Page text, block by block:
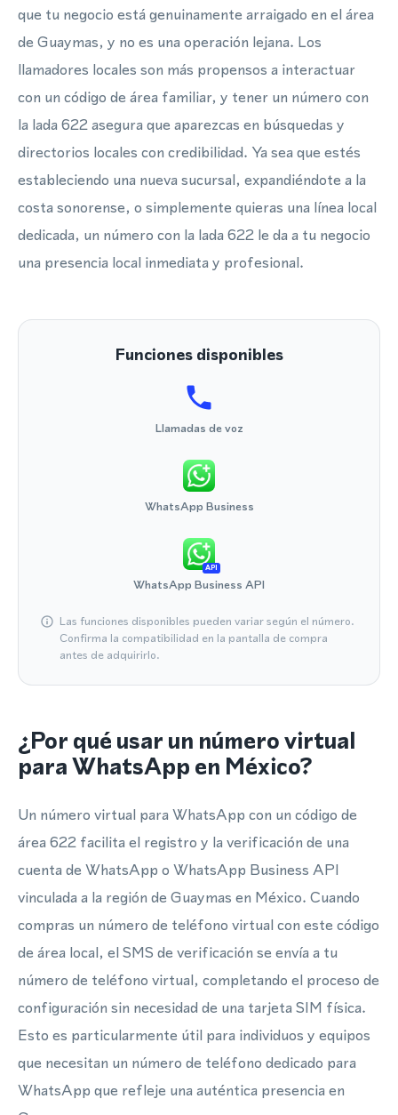
que tu negocio está genuinamente arraigado en el área
de Guaymas, y no es una operación lejana. Los
llamadores locales son más propensos a interactuar
con un código de área familiar, y tener un número con
la lada 622 asegura que aparezcas en búsquedas y
directorios locales con credibilidad. Ya sea que estés
estableciendo una nueva sucursal, expandiéndote a la
costa sonorense, o simplemente quieras una línea local
dedicada, un número con la lada 622 le da a tu negocio
una presencia local inmediata y profesional.
Funciones disponibles
Llamadas de voz
WhatsApp Business
API
WhatsApp Business API
Las funciones disponibles pueden variar según el número.
Confirma la compatibilidad en la pantalla de compra
antes de adquirirlo.
¿Por qué usar un número virtual
para WhatsApp en México?
Un número virtual para WhatsApp con un código de
área 622 facilita el registro y la verificación de una
cuenta de WhatsApp o WhatsApp Business API
vinculada a la región de Guaymas en México. Cuando
compras un número de teléfono virtual con este código
de área local, el SMS de verificación se envía a tu
número de teléfono virtual, completando el proceso de
configuración sin necesidad de una tarjeta SIM física.
Esto es particularmente útil para individuos y equipos
que necesitan un número de teléfono dedicado para
WhatsApp que refleje una auténtica presencia en